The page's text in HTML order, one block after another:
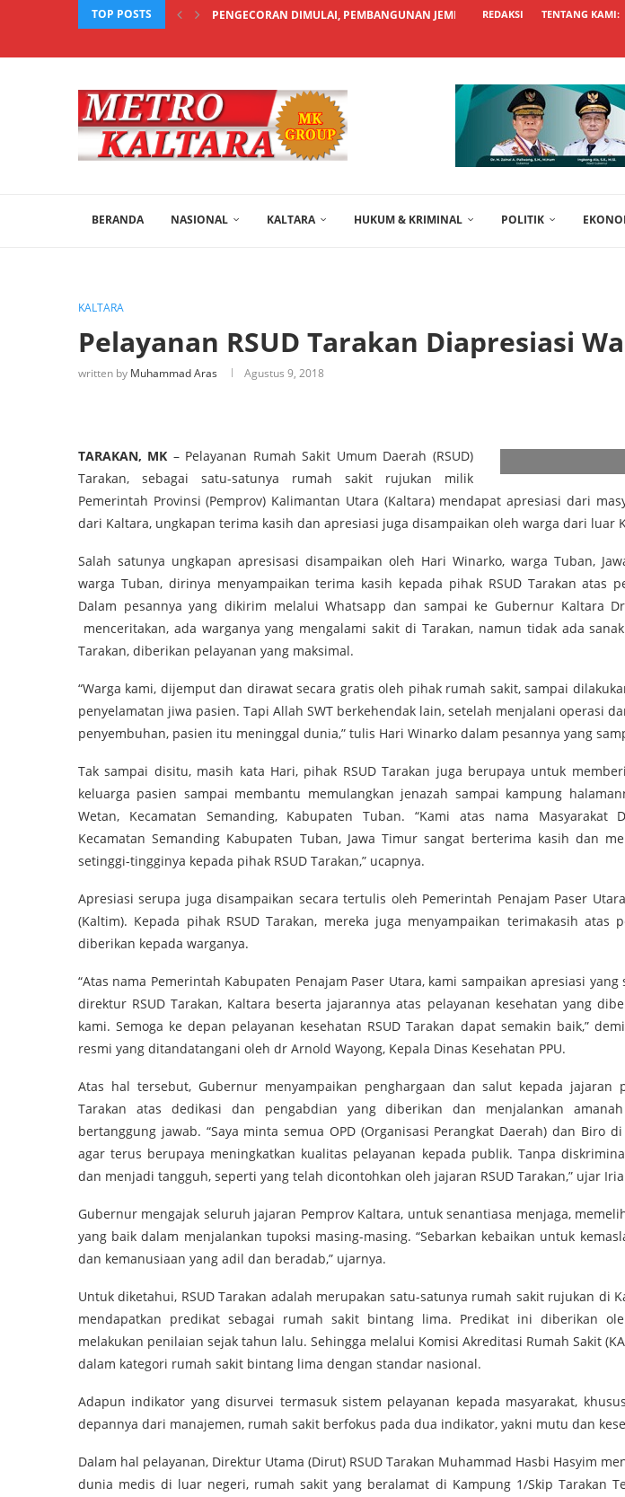
TOP POSTS PENGECORAN DIMULAI, PEMBANGUNAN JEMBATAN BETON SEPALA DALUNG
REDAKSI TENTANG KAMI:
BERANDA NASIONAL KALTARA HUKUM & KRIMINAL POLITIK
KALTARA
Pelayanan RSUD Tarakan Diapresiasi
written by Muhammad Aras Agustus 9, 2018
TARAKAN, MK – Pelayanan Rumah Sakit Umum Daerah (RSUD)
Tarakan, sebagai satu-satunya rumah sakit rujukan milik
Pemerintah Provinsi (Pemprov) Kalimantan Utara (Kaltara) mendapat apresiasi dari
dari Kaltara, ungkapan terima kasih dan apresiasi juga disampaikan oleh warga dari luar
Salah satunya ungkapan apresisasi disampaikan oleh Hari Winarko, warga Tuban,
warga Tuban, dirinya menyampaikan terima kasih kepada pihak RSUD Tarakan atas
Dalam pesannya yang dikirim melalui Whatsapp dan sampai ke Gubernur Kaltara
menceritakan, ada warganya yang mengalami sakit di Tarakan, namun tidak ada
Tarakan, diberikan pelayanan yang maksimal.
“Warga kami, dijemput dan dirawat secara gratis oleh pihak rumah sakit, sampai
penyelamatan jiwa pasien. Tapi Allah SWT berkehendak lain, setelah menjalani operasi
penyembuhan, pasien itu meninggal dunia,” tulis Hari Winarko dalam pesannya yang
Tak sampai disitu, masih kata Hari, pihak RSUD Tarakan juga berupaya untuk
keluarga pasien sampai membantu memulangkan jenazah sampai kampung
Wetan, Kecamatan Semanding, Kabupaten Tuban. “Kami atas nama Masyarakat
Kecamatan Semanding Kabupaten Tuban, Jawa Timur sangat berterima kasih dan
setinggi-tingginya kepada pihak RSUD Tarakan,” ucapnya.
Apresiasi serupa juga disampaikan secara tertulis oleh Pemerintah Penajam Paser
(Kaltim). Kepada pihak RSUD Tarakan, mereka juga menyampaikan terimakasih atas
diberikan kepada warganya.
“Atas nama Pemerintah Kabupaten Penajam Paser Utara, kami sampaikan apresiasi
direktur RSUD Tarakan, Kaltara beserta jajarannya atas pelayanan kesehatan yang
kami. Semoga ke depan pelayanan kesehatan RSUD Tarakan dapat semakin baik,”
resmi yang ditandatangani oleh dr Arnold Wayong, Kepala Dinas Kesehatan PPU.
Atas hal tersebut, Gubernur menyampaikan penghargaan dan salut kepada jajaran
Tarakan atas dedikasi dan pengabdian yang diberikan dan menjalankan
bertanggung jawab. “Saya minta semua OPD (Organisasi Perangkat Daerah) dan Biro
agar terus berupaya meningkatkan kualitas pelayanan kepada publik. Tanpa
dan menjadi tangguh, seperti yang telah dicontohkan oleh jajaran RSUD Tarakan,” ujar
Gubernur mengajak seluruh jajaran Pemprov Kaltara, untuk senantiasa menjaga,
yang baik dalam menjalankan tupoksi masing-masing. “Sebarkan kebaikan untuk
dan kemanusiaan yang adil dan beradab,” ujarnya.
Untuk diketahui, RSUD Tarakan adalah merupakan satu-satunya rumah sakit rujukan di
mendapatkan predikat sebagai rumah sakit bintang lima. Predikat ini diberikan
melakukan penilaian sejak tahun lalu. Sehingga melalui Komisi Akreditasi Rumah Sakit
dalam kategori rumah sakit bintang lima dengan standar nasional.
Adapun indikator yang disurvei termasuk sistem pelayanan kepada masyarakat,
depannya dari manajemen, rumah sakit berfokus pada dua indikator, yakni mutu dan
Dalam hal pelayanan, Direktur Utama (Dirut) RSUD Tarakan Muhammad Hasbi Hasyim
dunia medis di luar negeri, rumah sakit yang beralamat di Kampung 1/Skip Tarakan